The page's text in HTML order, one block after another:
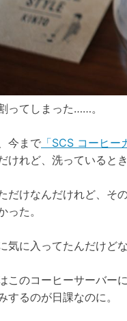
ってしまった……。
今まで 「SCS コーヒー
けれど、洗っていると
だけなんだけれど、そ
った。
気に入ってたんだけどな
このコーヒーサーバー
するのが日課なのに。